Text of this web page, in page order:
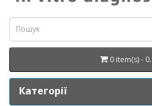
0 item(s) -
Категорії